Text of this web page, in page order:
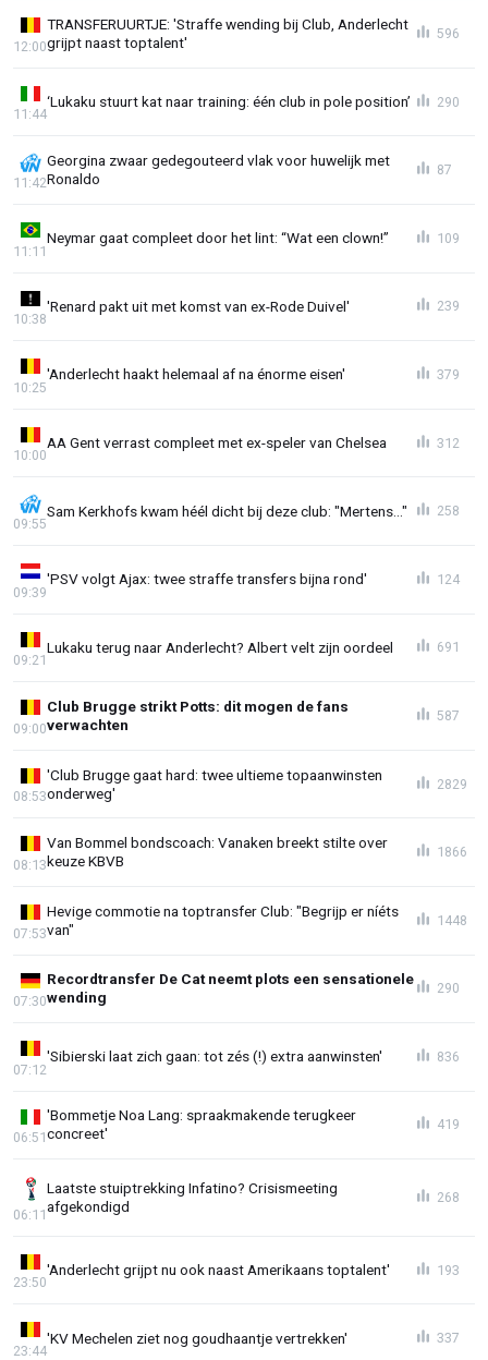
TRANSFERUURTJE: 'Straffe wending bij Club, Anderlecht
grijpt naast toptalent'
12:00
596
‘Lukaku stuurt kat naar training: één club in pole position’
11:44
290
Georgina zwaar gedegouteerd vlak voor huwelijk met
Ronaldo
11:42
87
Neymar gaat compleet door het lint: “Wat een clown!”
11:11
109
'Renard pakt uit met komst van ex-Rode Duivel'
10:38
239
'Anderlecht haakt helemaal af na énorme eisen'
10:25
379
AA Gent verrast compleet met ex-speler van Chelsea
10:00
312
Sam Kerkhofs kwam héél dicht bij deze club: "Mertens..."
09:55
258
'PSV volgt Ajax: twee straffe transfers bijna rond'
09:39
124
Lukaku terug naar Anderlecht? Albert velt zijn oordeel
09:21
691
Club Brugge strikt Potts: dit mogen de fans
verwachten
09:00
587
'Club Brugge gaat hard: twee ultieme topaanwinsten
onderweg'
08:53
2829
Van Bommel bondscoach: Vanaken breekt stilte over
keuze KBVB
08:13
1866
Hevige commotie na toptransfer Club: "Begrijp er níéts
van"
07:53
1448
Recordtransfer De Cat neemt plots een sensationele
wending
07:30
290
'Sibierski laat zich gaan: tot zés (!) extra aanwinsten'
07:12
836
'Bommetje Noa Lang: spraakmakende terugkeer
concreet'
06:51
419
Laatste stuiptrekking Infatino? Crisismeeting
afgekondigd
06:11
268
'Anderlecht grijpt nu ook naast Amerikaans toptalent'
23:50
193
'KV Mechelen ziet nog goudhaantje vertrekken'
23:44
337